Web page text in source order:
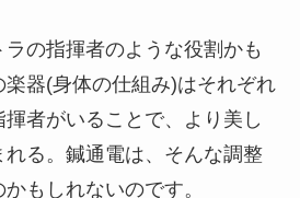
の指揮者のような役割かも
楽器(身体の仕組み)はそれぞれ
者がいることで、より美し
る。鍼通電は、そんな調整
もしれないのです。